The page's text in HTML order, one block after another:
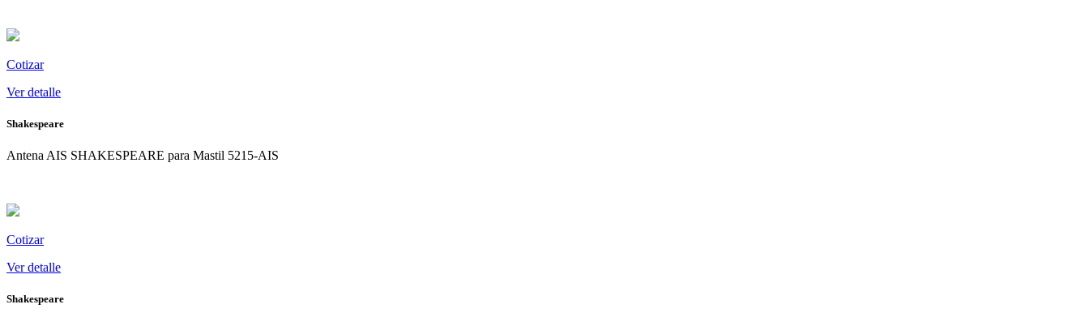
Ver
Cotizar
Ver detalle
Shakespeare
Antena AIS SHAKESPEARE para Mastil 5215-AIS
Ver
Cotizar
Ver detalle
Shakespeare